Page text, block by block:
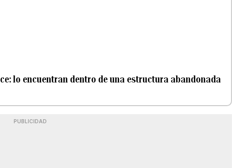
lo encuentran dentro de una estructura abandonada
PUBLICIDAD